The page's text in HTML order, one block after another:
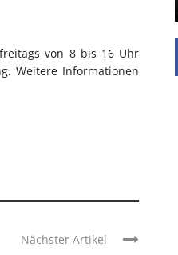
von 8 bis 16 Uhr
Weitere Informationen
Nächster Artikel